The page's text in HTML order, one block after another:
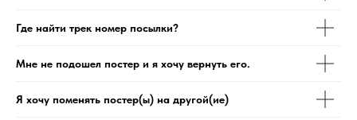
Где найти трек номер посылки?
Мне не подошел постер и я хочу вернуть его.
Я хочу поменять постер(ы) на другой(ие)